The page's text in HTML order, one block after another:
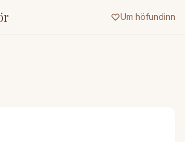
Um höfundinn